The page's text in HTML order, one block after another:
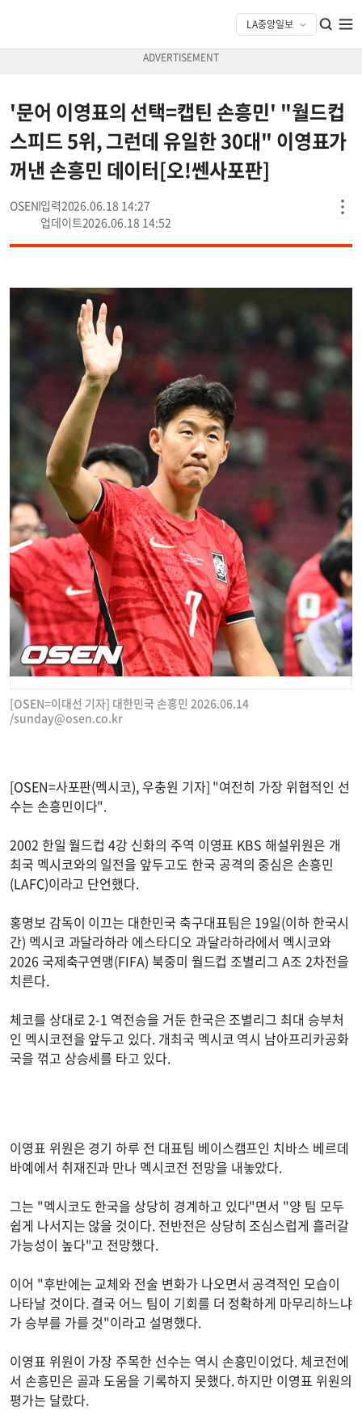
'문어 이영표의 선택=캡틴 손흥민' "월드컵
스피드 5위, 그런데 유일한 30대" 이영표가
꺼낸 손흥민 데이터[오!쎈사포판]
OSEN
2026.06.18 14:27
2026.06.18 14:52
[OSEN=이대선 기자] 대한민국 손흥민 2026.06.14
/sunday@osen.co.kr
[OSEN=사포판(멕시코), 우충원 기자] "여전히 가장 위협적인 선
수는 손흥민이다".
2002 한일 월드컵 4강 신화의 주역 이영표 KBS 해설위원은 개
최국 멕시코와의 일전을 앞두고도 한국 공격의 중심은 손흥민
(LAFC)이라고 단언했다.
홍명보 감독이 이끄는 대한민국 축구대표팀은 19일(이하 한국시
간) 멕시코 과달라하라 에스타디오 과달라하라에서 멕시코와
2026 국제축구연맹(FIFA) 북중미 월드컵 조별리그 A조 2차전을
치른다.
체코를 상대로 2-1 역전승을 거둔 한국은 조별리그 최대 승부처
인 멕시코전을 앞두고 있다. 개최국 멕시코 역시 남아프리카공화
국을 꺾고 상승세를 타고 있다.
이영표 위원은 경기 하루 전 대표팀 베이스캠프인 치바스 베르데
바예에서 취재진과 만나 멕시코전 전망을 내놓았다.
그는 "멕시코도 한국을 상당히 경계하고 있다"면서 "양 팀 모두
쉽게 나서지는 않을 것이다. 전반전은 상당히 조심스럽게 흘러갈
가능성이 높다"고 전망했다.
이어 "후반에는 교체와 전술 변화가 나오면서 공격적인 모습이
나타날 것이다. 결국 어느 팀이 기회를 더 정확하게 마무리하느냐
가 승부를 가를 것"이라고 설명했다.
이영표 위원이 가장 주목한 선수는 역시 손흥민이었다. 체코전에
서 손흥민은 골과 도움을 기록하지 못했다. 하지만 이영표 위원의
평가는 달랐다.